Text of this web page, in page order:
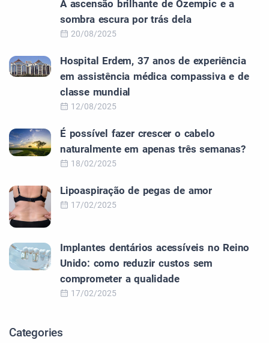
A ascensão brilhante de Ozempic e a
sombra escura por trás dela
20/08/2025
Hospital Erdem, 37 anos de experiência
em assistência médica compassiva e de
classe mundial
12/08/2025
É possível fazer crescer o cabelo
naturalmente em apenas três semanas?
18/02/2025
Lipoaspiração de pegas de amor
17/02/2025
Implantes dentários acessíveis no Reino
Unido: como reduzir custos sem
comprometer a qualidade
17/02/2025
Categories